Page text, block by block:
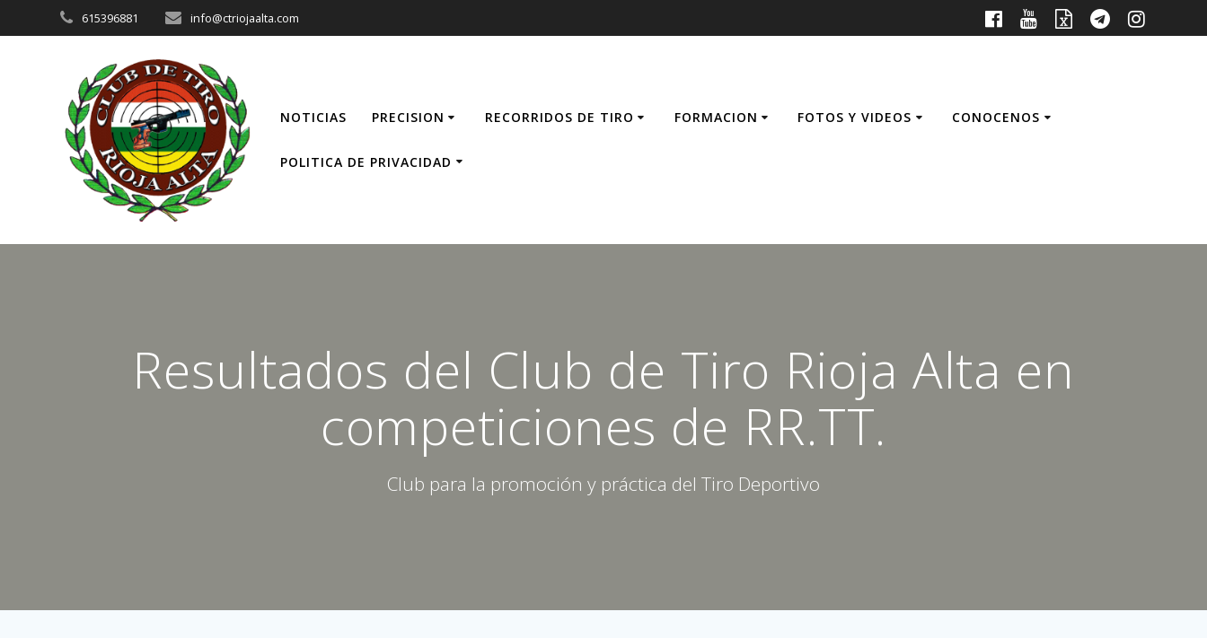
al
615396881 info@ctriojaalta.com
NOTICIAS PRECISION RECORRIDOS DE TIRO FORMACION FOTOS Y VIDEOS CONOCENOS
POLITICA DE PRIVACIDAD
Resultados del Club de Tiro Rioja Alta en
competiciones de RR.TT.
Club para la promoción y práctica del Tiro Deportivo